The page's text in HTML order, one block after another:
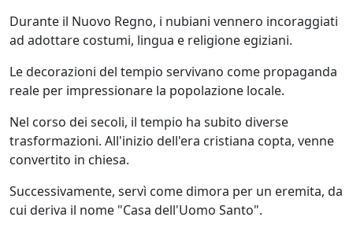
Durante il Nuovo Regno, i nubiani vennero incoraggiati
ad adottare costumi, lingua e religione egiziani.
Le decorazioni del tempio servivano come propaganda
reale per impressionare la popolazione locale.
Nel corso dei secoli, il tempio ha subito diverse
trasformazioni. All'inizio dell'era cristiana copta, venne
convertito in chiesa.
Successivamente, servì come dimora per un eremita, da
cui deriva il nome "Casa dell'Uomo Santo".